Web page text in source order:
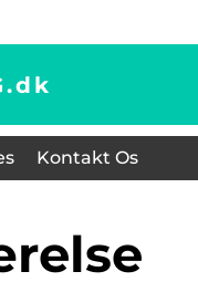
dk
Kontakt Os